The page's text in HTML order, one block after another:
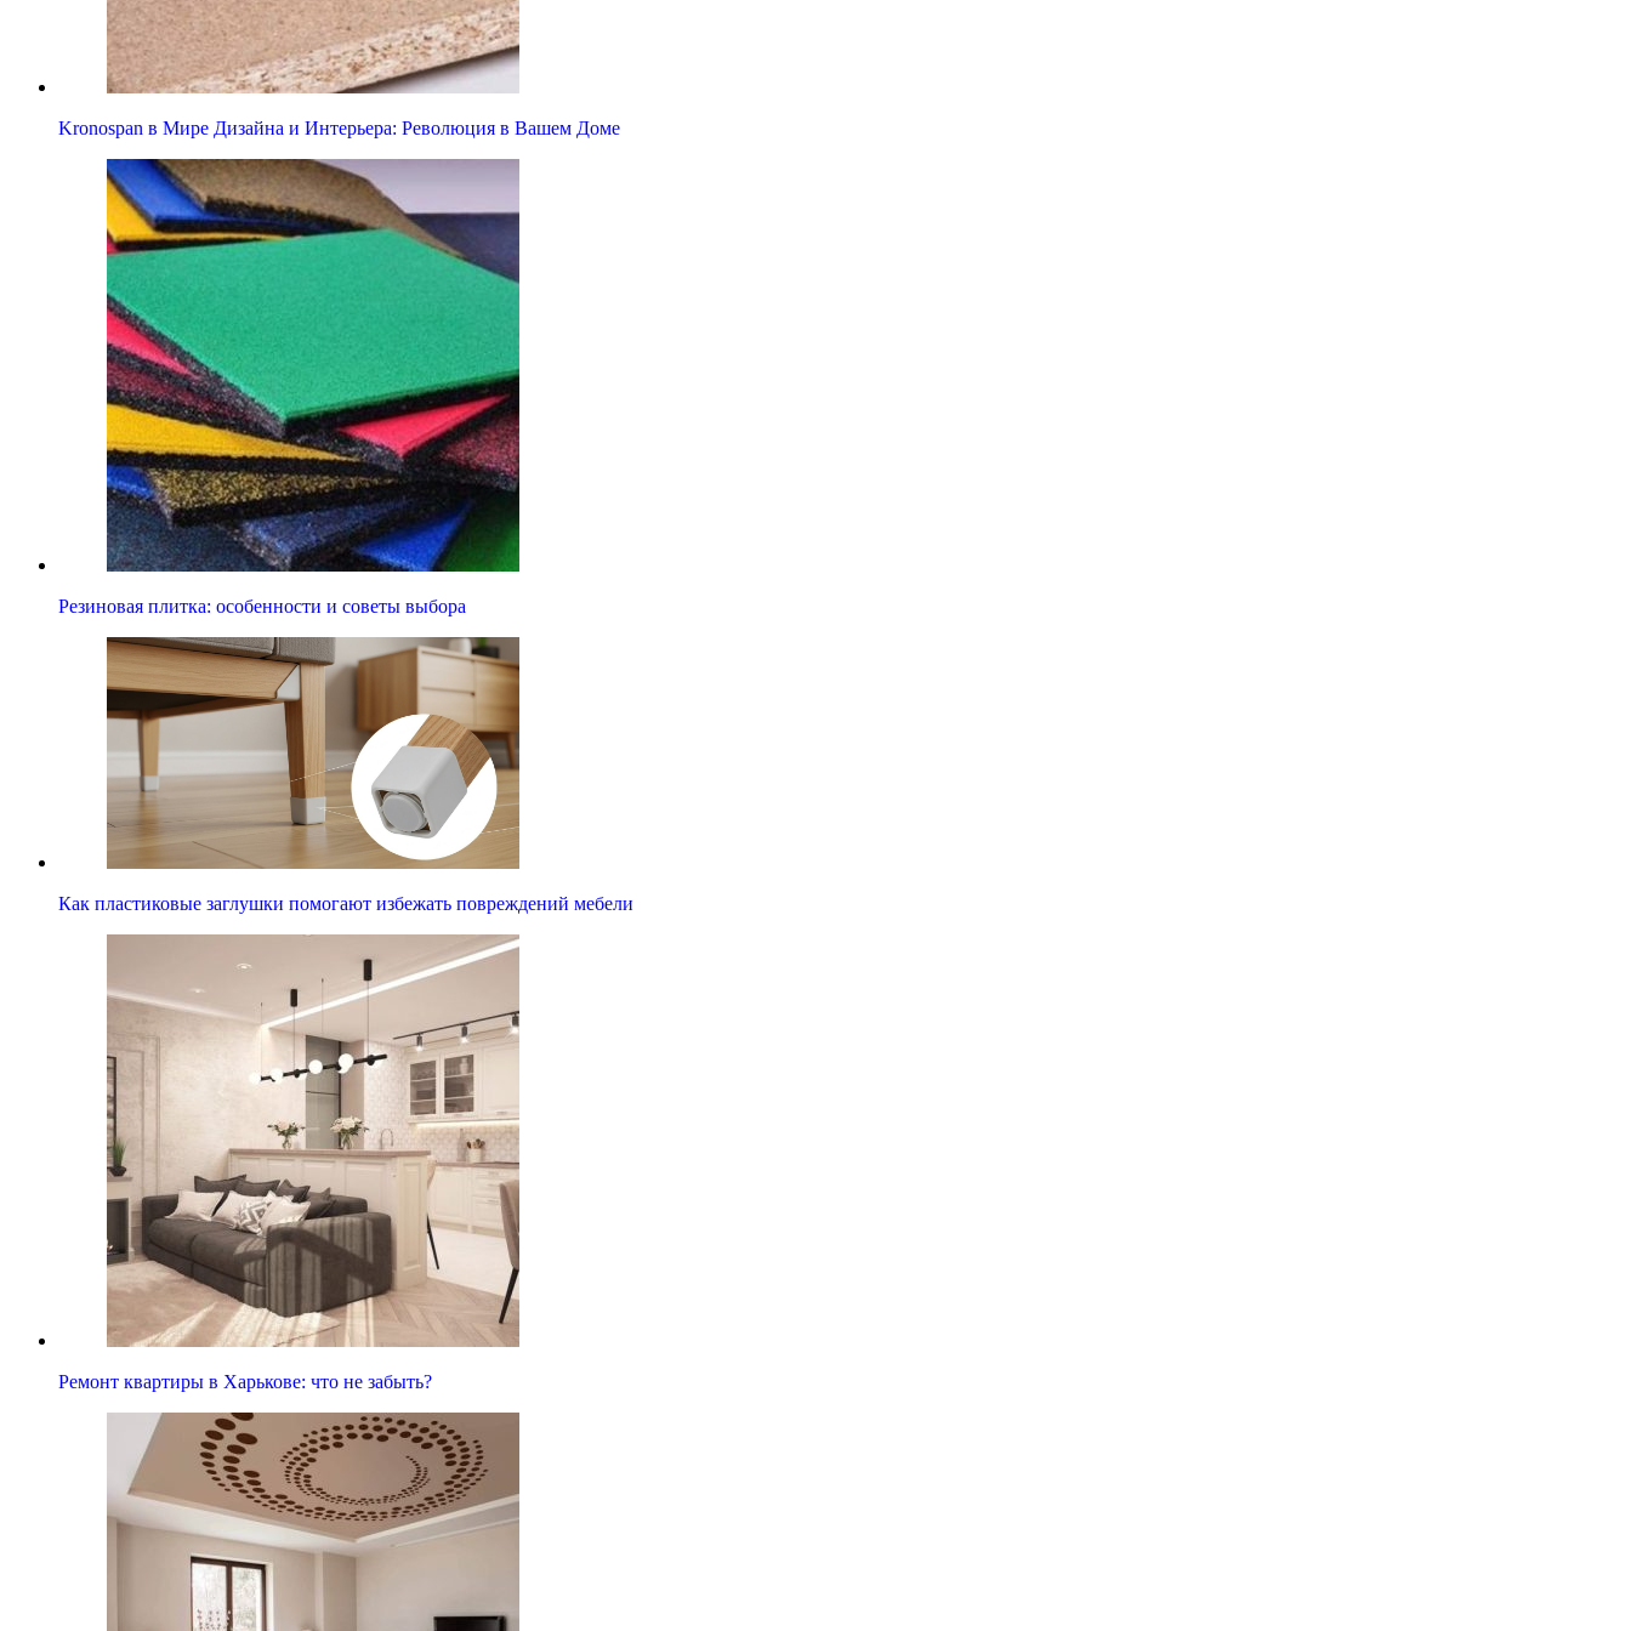
Kronospan в Мире Дизайна и Интерьера: Революция в Вашем Доме
Резиновая плитка: особенности и советы выбора
Как пластиковые заглушки помогают избежать повреждений мебели
Ремонт квартиры в Харькове: что не забыть?